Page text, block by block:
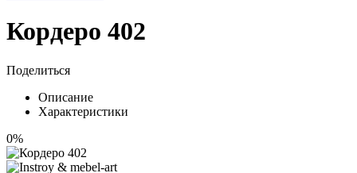
Кордеро 402
Поделиться
Описание
Характеристики
0%